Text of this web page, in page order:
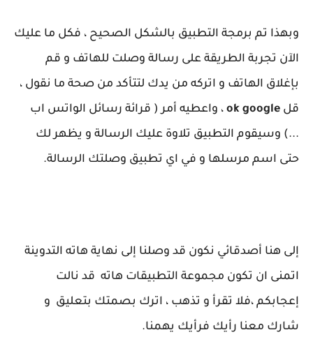
وبهذا تم برمجة التطبيق بالشكل الصحيح ، فكل ما عليك
الآن تجربة الطريقة على رسالة وصلت للهاتف و قم
بإغلاق الهاتف و اتركه من يدك لتتأكد من صحة ما نقول ،
قل ok google ، واعطيه أمر ( قرائة رسائل الواتس اب
...) وسيقوم التطبيق تلاوة عليك الرسالة و يظهر لك
حتى اسم مرسلها و في اي تطبيق وصلتك الرسالة.
إلى هنا أصدقائي نكون قد وصلنا إلى نهاية هاته التدوينة
اتمنى ان تكون مجموعة التطبيقات هاته قد نالت
إعجابكم ،فلا تقرأ و تذهب ، اترك بصمتك بتعليق و
شارك معنا رأيك فرأيك يهمنا.